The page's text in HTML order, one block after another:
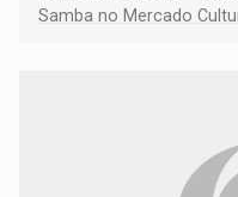
Samba no Mercado